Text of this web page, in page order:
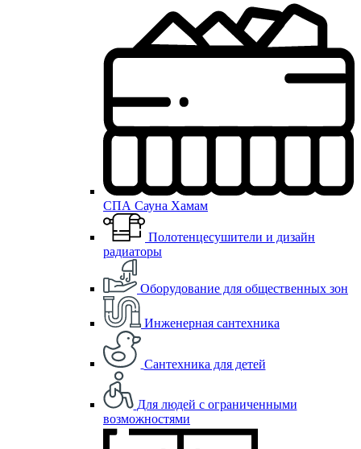
СПА Сауна Хамам
Полотенцесушители и дизайн
радиаторы
Оборудование для общественных зон
Инженерная сантехника
Сантехника для детей
Для людей с ограниченными
возможностями